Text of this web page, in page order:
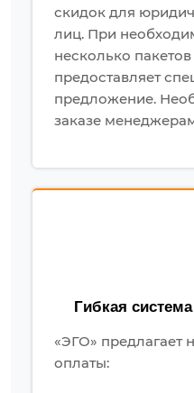
скидок для
лиц. При
несколько
предоставляет
предложение.
заказе
Гибкая
«ЭГО» предлагает
оплаты: